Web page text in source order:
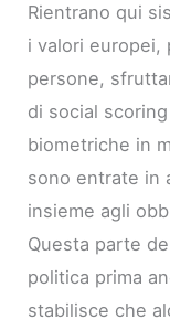
Rientrano qui
i valori europei,
persone,
di social
biometriche in
sono entrate in
insieme agli
Questa parte
politica prima
stabilisce che